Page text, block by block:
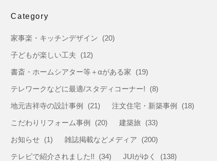
Category
家事楽・キッチンデザイン (20)
子どもが楽しい工夫 (12)
書斎・ホームシアター等＋αがある家 (19)
テレワークなどに最適/スタディコーナー! (8)
地元吉祥寺の設計事例 (21) 注文住宅・新築事例 (18)
こだわりリフォーム事例 (20) 建築旅 (33)
お知らせ (1) 雑誌掲載などメディア (200)
テレビで紹介されました!! (34) JUIがゆく (138)